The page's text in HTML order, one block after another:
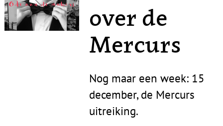
over de
Mercurs
Nog maar een week: 15
december, de Mercurs
uitreiking.